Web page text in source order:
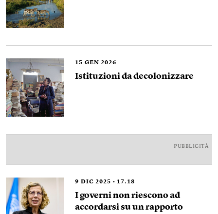
15 GEN 2026
Istituzioni da decolonizzare
PUBBLICITÀ
9 DIC 2025 17.18
I governi non riescono ad
accordarsi su un rapporto